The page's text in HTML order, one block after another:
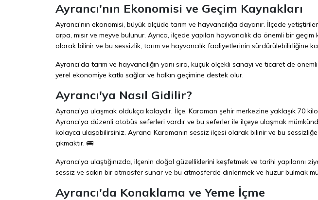
Ayrancı'nın Ekonomisi ve Geçim Kaynakları
Ayrancı'nın ekonomisi, büyük ölçüde tarım ve hayvancılığa dayanır. İlçede
arpa, mısır ve meyve bulunur. Ayrıca, ilçede yapılan hayvancılık da önemli bir geçim
olarak bilinir ve bu sessizlik, tarım ve hayvancılık faaliyetlerinin sürdürülebilirliğine
Ayrancı'da tarım ve hayvancılığın yanı sıra, küçük ölçekli sanayi ve ticaret de
yerel ekonomiye katkı sağlar ve halkın geçimine destek olur.
Ayrancı'ya Nasıl Gidilir?
Ayrancı'ya ulaşmak oldukça kolaydır. İlçe, Karaman şehir merkezine yaklaşık 70
Ayrancı'ya düzenli otobüs seferleri vardır ve bu seferler ile ilçeye ulaşmak
kolayca ulaşabilirsiniz. Ayrancı Karamanın sessiz ilçesi olarak bilinir ve bu
çıkmaktır. 🚌
Ayrancı'ya ulaştığınızda, ilçenin doğal güzelliklerini keşfetmek ve tarihi yapılarını
sessiz ve sakin bir atmosfer sunar ve bu atmosferde dinlenmek ve huzur bulmak
Ayrancı'da Konaklama ve Yeme İçme